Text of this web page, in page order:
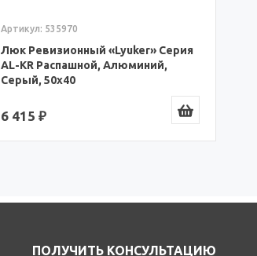
Артикул: 535970
Люк Ревизионный «Lyuker» Серия
AL-KR Распашной, Алюминий,
Серый, 50x40
6 415 ₽
ПОЛУЧИТЬ КОНСУЛЬТАЦИЮ